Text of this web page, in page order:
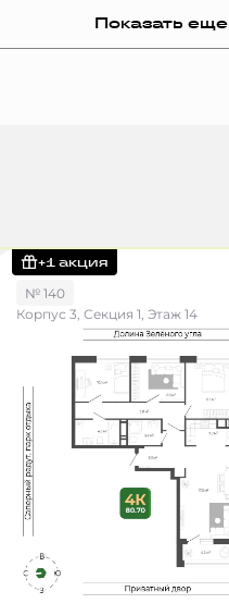
Показать
+1 акция
№ 140
Корпус 3, Секция 1, Этаж 14